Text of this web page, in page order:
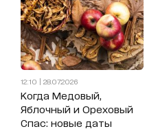
12:10 | 28.07.2026
Когда Медовый,
Яблочный и Ореховый
Спас: новые даты